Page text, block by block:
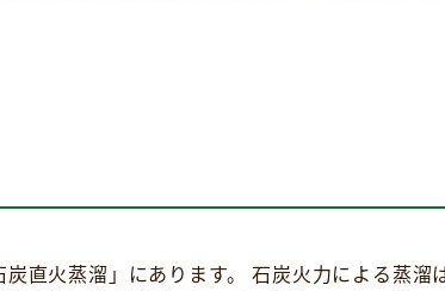
直火蒸溜」にあります。 石炭火力による蒸溜